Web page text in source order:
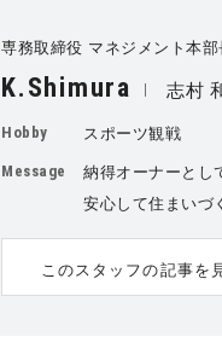
専務取締役 マネジメント本部
K.Shimura 志村
Hobby スポーツ観戦
Message
納得オーナーとし
安心して住まいづ
このスタッフの記事を